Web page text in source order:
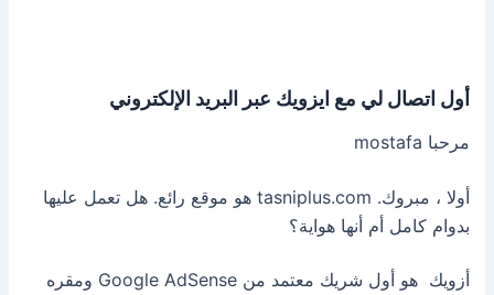
أول اتصال لي مع ايزويك عبر البريد الإلكتروني
مرحبا mostafa
أولا ، مبروك. tasniplus.com هو موقع رائع. هل تعمل عليها
بدوام كامل أم أنها هواية؟
أزويك هو أول شريك معتمد من Google AdSense ومقره